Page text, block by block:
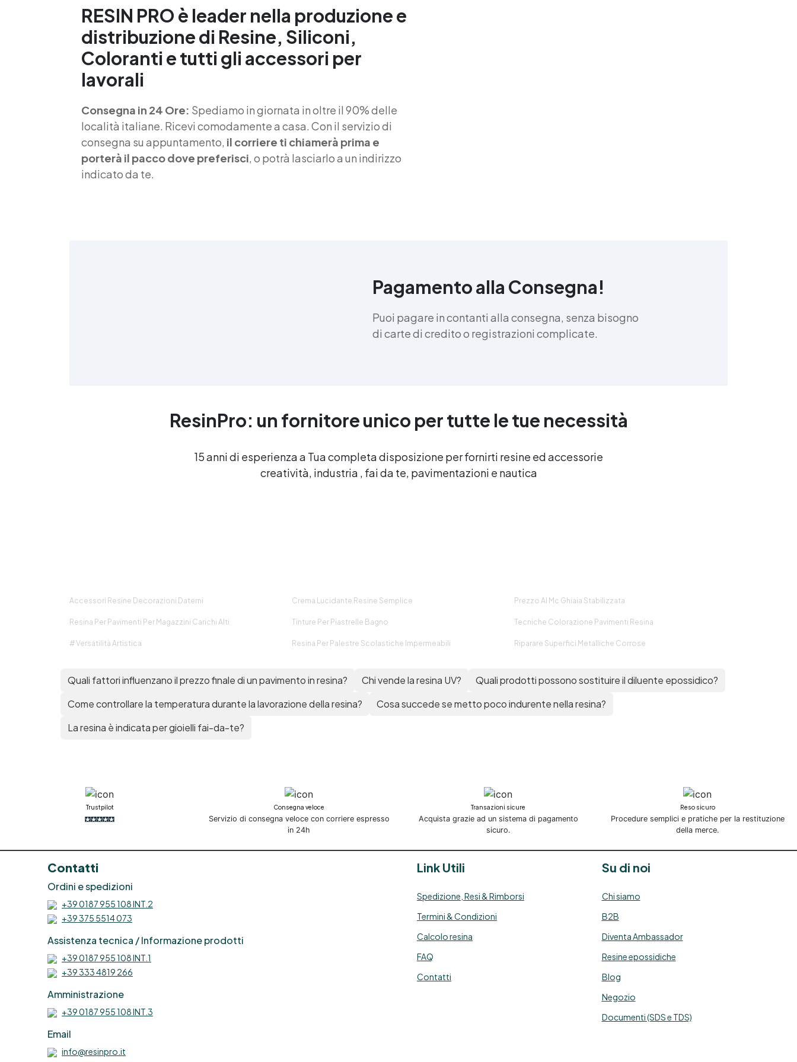
industriali e decorative.
RESIN PRO è leader nella produzione e
distribuzione di Resine, Siliconi,
Coloranti e tutti gli accessori per
lavorali
Consegna in 24 Ore: Spediamo in giornata in oltre il 90% delle
località italiane. Ricevi comodamente a casa. Con il servizio di
consegna su appuntamento, il corriere ti chiamerà prima e
porterà il pacco dove preferisci, o potrà lasciarlo a un indirizzo
indicato da te.
Pagamento alla Consegna!
Puoi pagare in contanti alla consegna, senza bisogno
di carte di credito o registrazioni complicate.
ResinPro: un fornitore unico per tutte le tue necessità
15 anni di esperienza a Tua completa disposizione per fornirti resine ed accessorie
creatività, industria , fai da te, pavimentazioni e nautica
Accessori Resine Decorazioni Daterni Crema Lucidante Resine Semplice Prezzo Al Mc Ghiaia Stabilizzata
Resina Per Pavimenti Per Magazzini Carichi Alti Tinture Per Piastrelle Bagno Tecniche Colorazione Pavimenti Resina
# Versatilità Artistica Resina Per Palestre Scolastiche Impermeabili Riparare Superfici Metalliche Corrose
Quali fattori influenzano il prezzo finale di un pavimento in resina? Chi vende la resina UV?
Quali prodotti possono sostituire il diluente epossidico?
Come controllare la temperatura durante la lavorazione della resina?
Cosa succede se metto poco indurente nella resina?
La resina è indicata per gioielli fai-da-te?
Trustpilot Consegna veloce
Servizio di consegna veloce con corriere espresso
in 24h
Transazioni sicure
Acquista grazie ad un sistema di pagamento
sicuro.
Reso sicuro
Procedure semplici e pratiche per la restituzione
della merce.
Contatti
Ordini e spedizioni
+39 0187 955 108 INT.2
+39 375 5514 073
Assistenza tecnica / Informazione prodotti
+39 0187 955 108 INT.1
+39 333 4819 266
Amministrazione
+39 0187 955 108 INT.3
Email
info@resinpro.it
Link Utili
Spedizione, Resi & Rimborsi
Termini & Condizioni
Calcolo resina
FAQ
Contatti
Su di noi
Chi siamo
B2B
Diventa Ambassador
Resine epossidiche
Blog
Negozio
Documenti (SDS e TDS)